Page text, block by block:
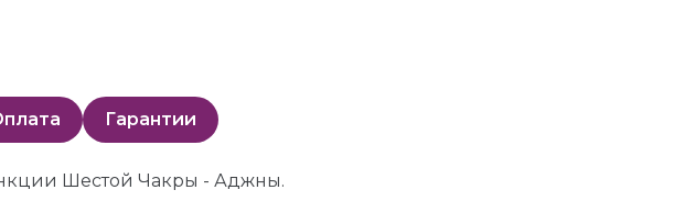
Гарантии
Шестой Чакры - Аджны.